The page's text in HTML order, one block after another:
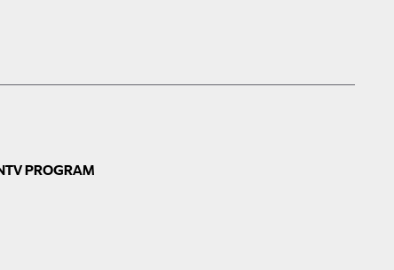
TV PROGRAM